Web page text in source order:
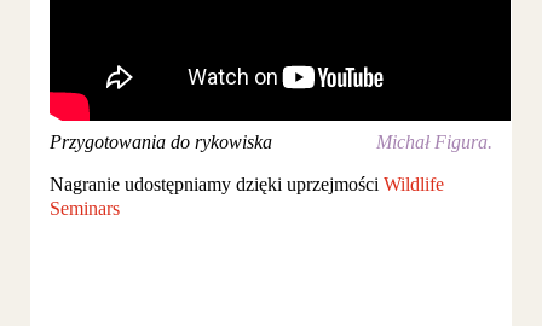
Przygotowania do rykowiska Michał Figura.
Nagranie udostępniamy dzięki uprzejmości Wildlife
Seminars